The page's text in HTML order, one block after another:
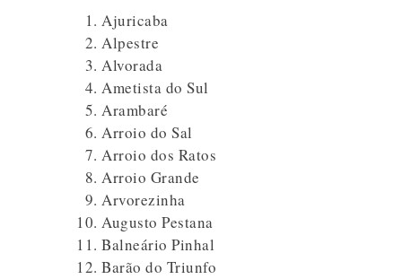
Ajuricaba
Alpestre
Alvorada
Ametista do Sul
Arambaré
Arroio do Sal
Arroio dos Ratos
Arroio Grande
Arvorezinha
Augusto Pestana
Balneário Pinhal
Barão do Triunfo